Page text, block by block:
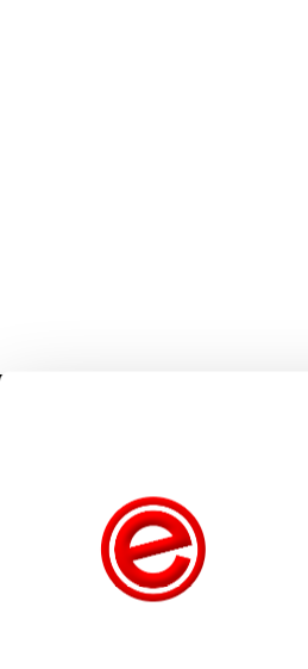
Gavekort
Våre merker
Bli forhandler
Ofte stilte spørsmål